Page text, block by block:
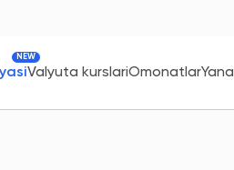
NEW
Valyuta kurslariOmonatlarYana